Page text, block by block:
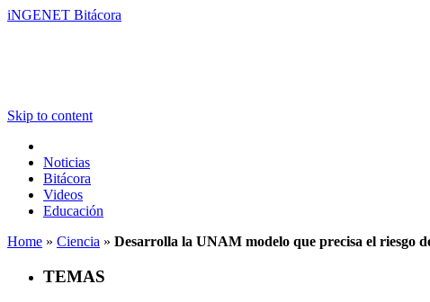
iNGENET Bitácora
Skip to content
Noticias
Bitácora
Videos
Educación
Home » Ciencia » Desarrolla la UNAM modelo que precisa el riesgo
TEMAS